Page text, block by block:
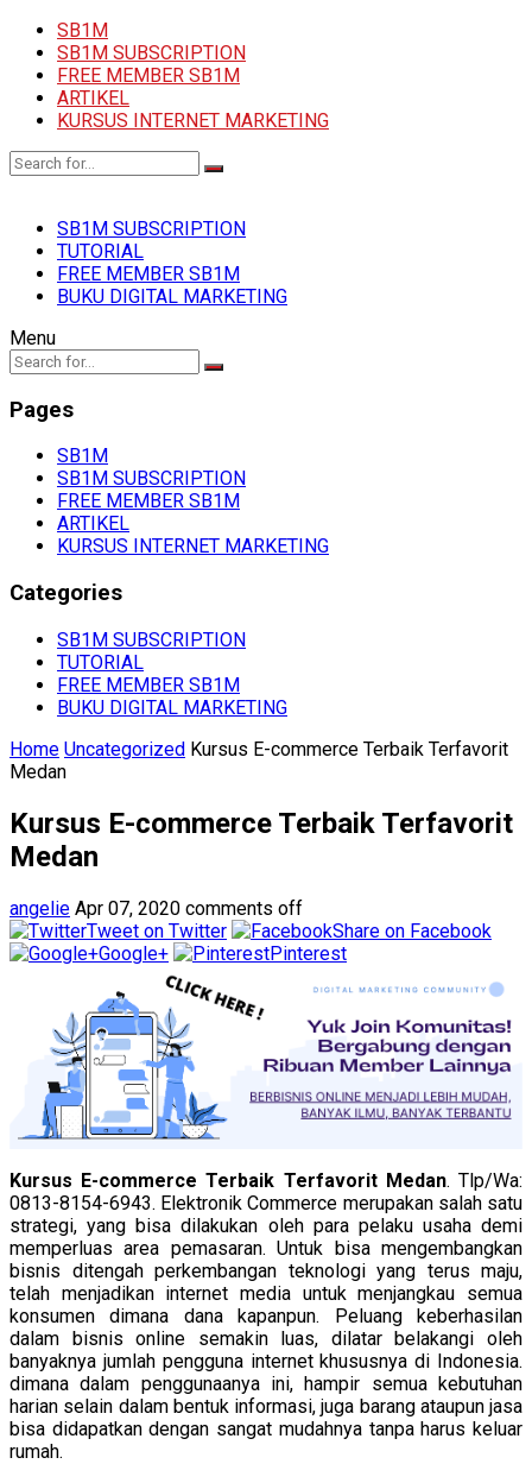
SB1M
SB1M SUBSCRIPTION
FREE MEMBER SB1M
ARTIKEL
KURSUS INTERNET MARKETING
SB1M SUBSCRIPTION
TUTORIAL
FREE MEMBER SB1M
BUKU DIGITAL MARKETING
Menu
Pages
SB1M
SB1M SUBSCRIPTION
FREE MEMBER SB1M
ARTIKEL
KURSUS INTERNET MARKETING
Categories
SB1M SUBSCRIPTION
TUTORIAL
FREE MEMBER SB1M
BUKU DIGITAL MARKETING
Home Uncategorized Kursus E-commerce Terbaik Terfavorit
Medan
Kursus E-commerce Terbaik Terfavorit
Medan
angelie Apr 07, 2020 comments off
Tweet on Twitter
Share on Facebook
Google+
Pinterest
Kursus E-commerce Terbaik Terfavorit Medan. Tlp/Wa:
0813-8154-6943. Elektronik Commerce merupakan salah satu
strategi, yang bisa dilakukan oleh para pelaku usaha demi
memperluas area pemasaran. Untuk bisa mengembangkan
bisnis ditengah perkembangan teknologi yang terus maju,
telah menjadikan internet media untuk menjangkau semua
konsumen dimana dana kapanpun. Peluang keberhasilan
dalam bisnis online semakin luas, dilatar belakangi oleh
banyaknya jumlah pengguna internet khususnya di Indonesia.
dimana dalam penggunaanya ini, hampir semua kebutuhan
harian selain dalam bentuk informasi, juga barang ataupun jasa
bisa didapatkan dengan sangat mudahnya tanpa harus keluar
rumah.